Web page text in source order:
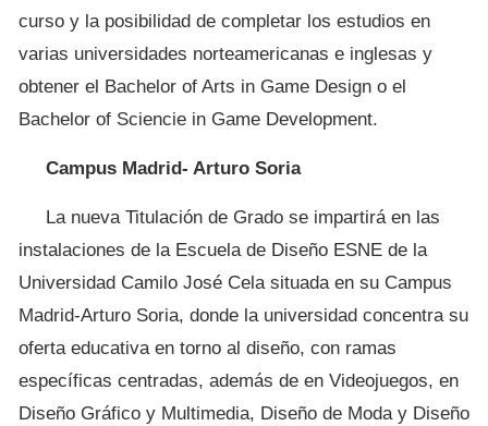
curso y la posibilidad de completar los estudios en
varias universidades norteamericanas e inglesas y
obtener el Bachelor of Arts in Game Design o el
Bachelor of Sciencie in Game Development.
Campus Madrid- Arturo Soria
La nueva Titulación de Grado se impartirá en las
instalaciones de la Escuela de Diseño ESNE de la
Universidad Camilo José Cela situada en su Campus
Madrid-Arturo Soria, donde la universidad concentra su
oferta educativa en torno al diseño, con ramas
específicas centradas, además de en Videojuegos, en
Diseño Gráfico y Multimedia, Diseño de Moda y Diseño